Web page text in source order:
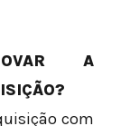
A
com